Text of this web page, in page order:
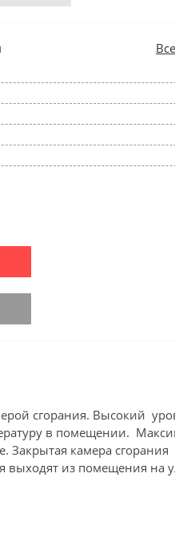
сгорания. Высокий
в помещении.
Закрытая камера сгорания
выходят из помещения на